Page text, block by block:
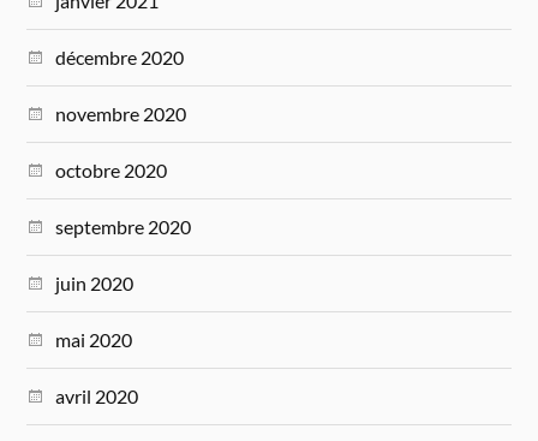
décembre 2020
novembre 2020
octobre 2020
septembre 2020
juin 2020
mai 2020
avril 2020